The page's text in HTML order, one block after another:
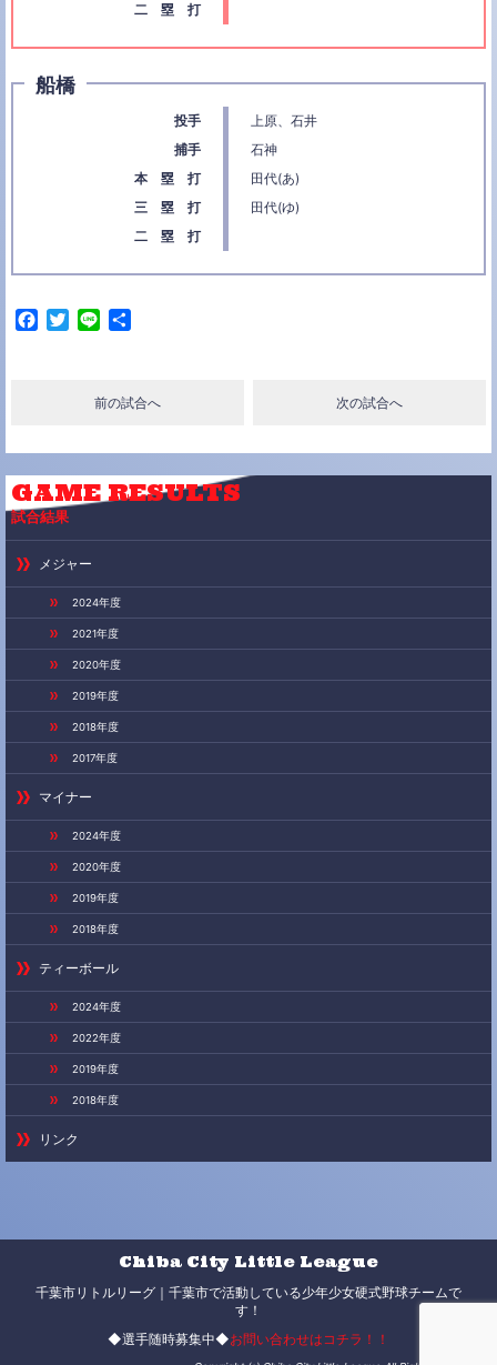
二 塁 打
船橋
投手
上原、石井
捕手
石神
本 塁 打
田代(あ)
三 塁 打
田代(ゆ)
二 塁 打
o
k
r
前の試合へ 次の試合へ
GAMERESULTS
試合結果
メジャー
2024年度
2021年度
2020年度
2019年度
2018年度
2017年度
マイナー
2024年度
2020年度
2019年度
2018年度
ティーボール
2024年度
2022年度
2019年度
2018年度
リンク
Chiba City Little League
千葉市リトルリーグ｜千葉市で活動している少年少女硬式野球チームで
す！
◆選手随時募集中◆お問い合わせはコチラ！！